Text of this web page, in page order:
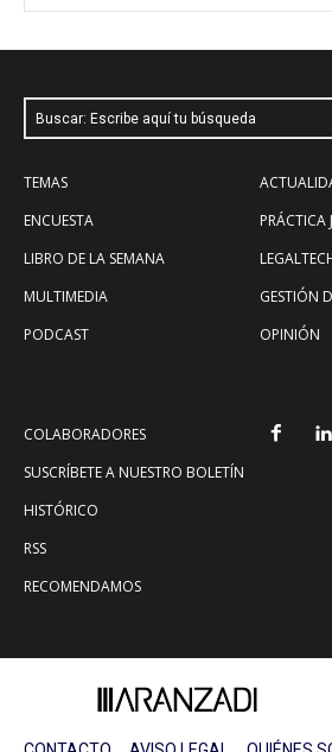
Buscar: Escribe aquí tu búsqueda
TEMAS
ENCUESTA
LIBRO DE LA SEMANA
MULTIMEDIA
PODCAST
PRÁCTICA
GESTIÓN
OPINIÓN
COLABORADORES
SUSCRÍBETE A NUESTRO BOLETÍN
HISTÓRICO
RSS
RECOMENDAMOS